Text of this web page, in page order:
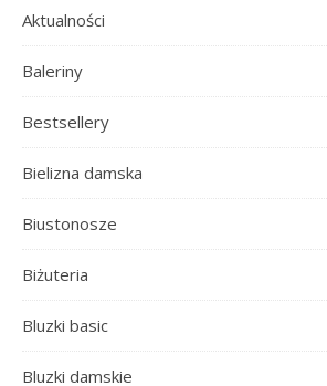
Aktualności
Baleriny
Bestsellery
Bielizna damska
Biustonosze
Biżuteria
Bluzki basic
Bluzki damskie